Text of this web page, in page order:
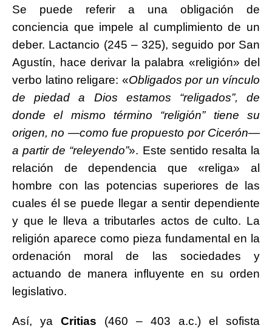
Se puede referir a una obligación de
conciencia que impele al cumplimiento de un
deber. Lactancio (245 – 325), seguido por San
Agustín, hace derivar la palabra «religión» del
verbo latino religare: «Obligados por un vínculo
de piedad a Dios estamos “religados”, de
donde el mismo término “religión” tiene su
origen, no —como fue propuesto por Cicerón—
a partir de “releyendo”». Este sentido resalta la
relación de dependencia que «religa» al
hombre con las potencias superiores de las
cuales él se puede llegar a sentir dependiente
y que le lleva a tributarles actos de culto. La
religión aparece como pieza fundamental en la
ordenación moral de las sociedades y
actuando de manera influyente en su orden
legislativo.
Así, ya Critias (460 – 403 a.c.) el sofista